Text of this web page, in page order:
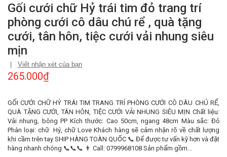
Gối cưới chữ Hỷ trái tim đỏ trang trí
phòng cưới cô dâu chú rể , quà tặng
cưới, tân hôn, tiệc cưới vải nhung siêu
mịn
| Viết nhận xét của bạn
265.000₫
GỐI CƯỚI CHỮ HỶ TRÁI TIM TRANG TRÍ PHÒNG CƯỚI CÔ DÂU CHÚ RỂ,
QUÀ TẶNG CƯỚI, TÂN HÔN, TIỆC CƯỚI VẢI NHUNG SIÊU MỊN Chất liệu:
Vải nhung, bông PP Kích thước: Cao 50cm, ngang 48cm Màu sắc: Đỏ
Phân loại: chữ Hỷ, chữ Love Khách hàng sẽ cảm nhận rõ về chất lượng
khi cầm trên tay SHIP HÀNG TOÀN QUỐC 📞 Để được tư vấn kỹ hơn và đặt
hàng nhanh chóng 📞📞📞 👨 Call: 0799968108 Sản phẩm gồm...